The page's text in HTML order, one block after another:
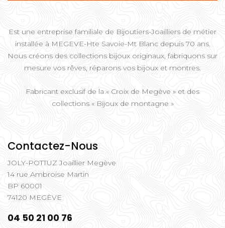
Est une entreprise familiale de Bijoutiers-Joailliers de métier
installée à MEGEVE-Hte Savoie-Mt Blanc depuis 70 ans.
Nous créons des collections bijoux originaux, fabriquons sur
mesure vos rêves, réparons vos bijoux et montres.
Fabricant exclusif de la « Croix de Megève » et des
collections « Bijoux de montagne »
Contactez-Nous
JOLY-POTTUZ Joaillier Megève
14 rue Ambroise Martin
BP 60001
74120 MEGÈVE
04 50 21 00 76